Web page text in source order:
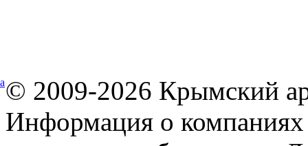
© 2009-2026 Крымский
Информация о компаниях